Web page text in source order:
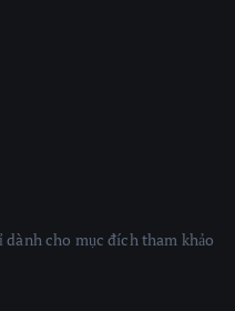
cho mục đích tham khảo